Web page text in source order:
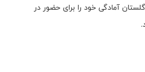
آمادگی خود را برای حضور در